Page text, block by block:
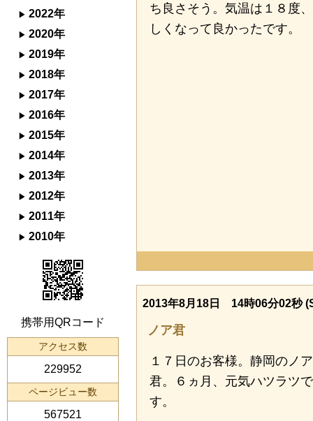
ち良さそう。気温は１８度
しくなって良かったです。
2013年8月18日 14時06分02秒
ノア君
１７日のお客様。静岡のノア
君。６ヵ月、元気ハツラツで
す。
2022年
2020年
2019年
2018年
2017年
2016年
2015年
2014年
2013年
2012年
2011年
2010年
携帯用QRコード
アクセス数
229952
ページビュー数
567521